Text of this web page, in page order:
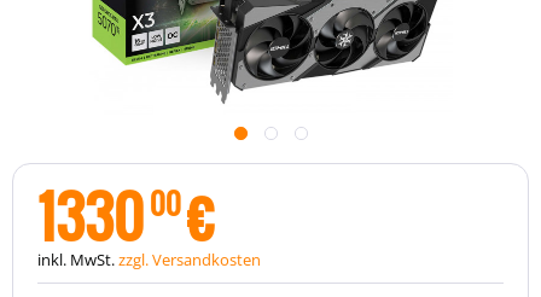
133000€
inkl. MwSt.zzgl. Versandkosten